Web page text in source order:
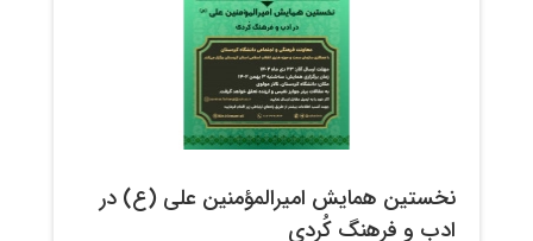
نخستین همایش امیرالمؤمنین علی (ع) در
ادب و فرهنگ کُردی